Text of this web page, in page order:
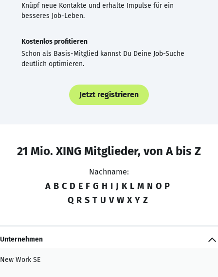
Knüpf neue Kontakte und erhalte Impulse für ein
besseres Job-Leben.
Kostenlos profitieren
Schon als Basis-Mitglied kannst Du Deine Job-Suche
deutlich optimieren.
Jetzt registrieren
21 Mio. XING Mitglieder, von A bis Z
Nachname:
A B C D E F G H I J K L M N O P
Q R S T U V W X Y Z
Unternehmen
New Work SE